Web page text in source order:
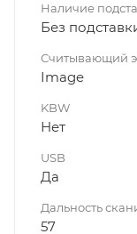
Наличие
Без
Считывающий
Image
KBW
Нет
USB
Да
Дальность
57